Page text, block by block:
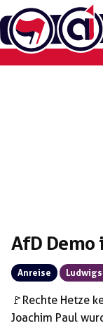
Zum
Inhalt
springen
AfD Demo
Anreise
🚩Rechte Hetze
Joachim Paul